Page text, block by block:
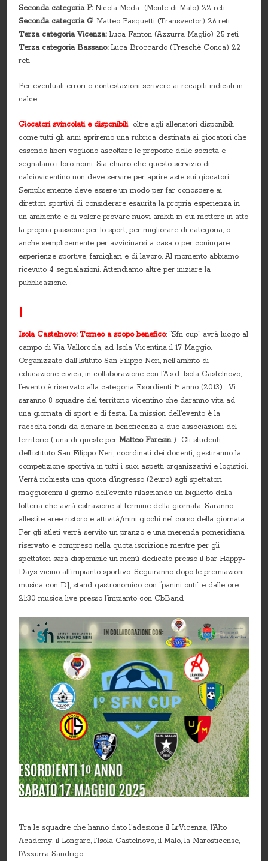
Seconda categoria F: Nicola Meda (Monte di Malo) 22 reti
Seconda categoria G: Matteo Pasquetti (Transvector) 26 reti
Terza categoria Vicenza: Luca Fanton (Azzurra Maglio) 25 reti
Terza categoria Bassano: Luca Broccardo (Treschè Conca) 22
reti
Per eventuali errori o contestazioni scrivere ai recapiti indicati in
calce
Giocatori svincolati e disponibili oltre agli allenatori disponibili
come tutti gli anni apriremo una rubrica destinata ai giocatori che
essendo liberi vogliono ascoltare le proposte delle società e
segnalano i loro nomi. Sia chiaro che questo servizio di
calciovicentino non deve servire per aprire aste sui giocatori.
Semplicemente deve essere un modo per far conoscere ai
direttori sportivi di considerare esaurita la propria esperienza in
un ambiente e di volere provare nuovi ambiti in cui mettere in atto
la propria passione per lo sport, per migliorare di categoria, o
anche semplicemente per avvicinarsi a casa o per coniugare
esperienze sportive, famigliari e di lavoro. Al momento abbiamo
ricevuto 4 segnalazioni. Attendiamo altre per iniziare la
pubblicazione.
I
Isola Castelnovo: Torneo a scopo benefico: ”Sfn cup” avrà luogo al
campo di Via Vallorcola, ad Isola Vicentina il 17 Maggio.
Organizzato dall’Istituto San Filippo Neri, nell’ambito di
educazione civica, in collaborazione con l’A.s.d. Isola Castelnovo,
l’evento è riservato alla categoria Esordienti 1º anno (2013) . Vi
saranno 8 squadre del territorio vicentino che daranno vita ad
una giornata di sport e di festa. La mission dell’evento è la
raccolta fondi da donare in beneficenza a due associazioni del
territorio ( una di queste perMatteo Faresin) Gli studenti
dell’istituto San Filippo Neri, coordinati dei docenti, gestiranno la
competizione sportiva in tutti i suoi aspetti organizzativi e logistici.
Verrà richiesta una quota d’ingresso (2euro) agli spettatori
maggiorenni il giorno dell’evento rilasciando un biglietto della
lotteria che avrà estrazione al termine della giornata. Saranno
allestite aree ristoro e attività/mini giochi nel corso della giornata.
Per gli atleti verrà servito un pranzo e una merenda pomeridiana
riservato e compreso nella quota iscrizione mentre per gli
spettatori sarà disponibile un menù dedicato presso il bar Happy-
Days vicino all’impianto sportivo. Seguiranno dopo le premiazioni
musica con DJ, stand gastronomico con “panini onti” e dalle ore
21:30 musica live presso l’impianto con CbBand
Tra le squadre che hanno dato l’adesione il LrVicenza, l’Alto
Academy, il Longare, l’Isola Castelnovo, il Malo, la Marosticense,
l’Azzurra Sandrigo